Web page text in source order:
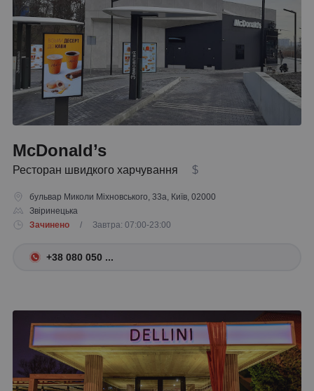
McDonald’s
Ресторан швидкого харчування $
бульвар Миколи Міхновського, 33а, Київ, 02000
Звіринецька
Зачинено
/ Завтра: 07:00-23:00
+38 080 050 ...